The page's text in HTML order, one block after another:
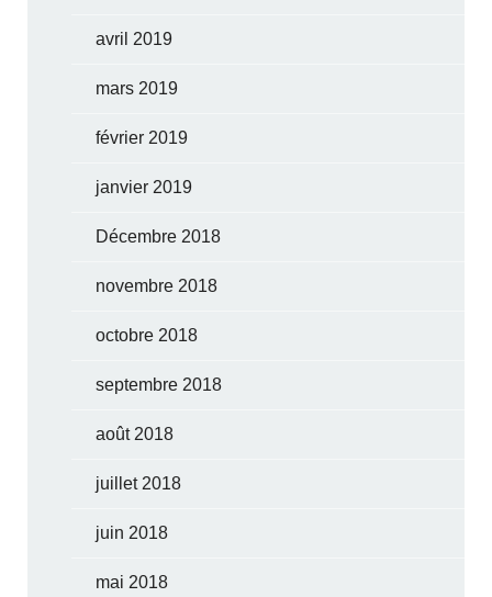
avril 2019
mars 2019
février 2019
janvier 2019
Décembre 2018
novembre 2018
octobre 2018
septembre 2018
août 2018
juillet 2018
juin 2018
mai 2018